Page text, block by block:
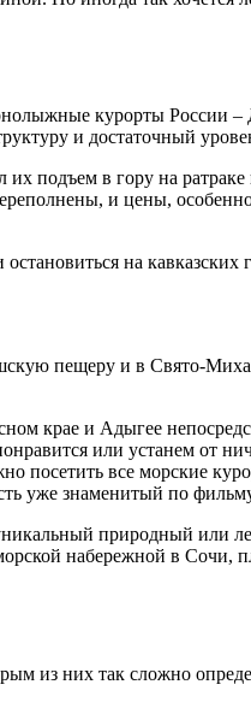
курорты России
и достаточный
подъем в гору на
и цены,
на
пещеру и в Свято-
крае и Адыгее
или устанем от
посетить все морские
уже знаменитый по
природный или
набережной в Сочи,
из них так сложно